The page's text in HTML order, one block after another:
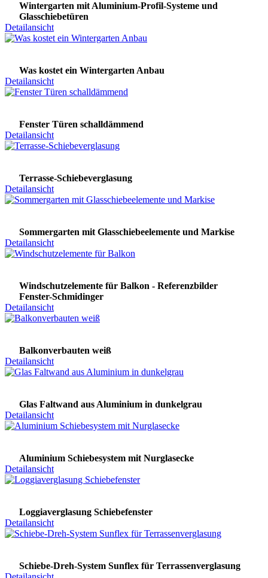
Wintergarten mit Aluminium-Profil-Systeme und
Glasschiebetüren
Detailansicht
Was kostet ein Wintergarten Anbau
Detailansicht
Fenster Türen schalldämmend
Detailansicht
Terrasse-Schiebeverglasung
Detailansicht
Sommergarten mit Glasschiebeelemente und Markise
Detailansicht
Windschutzelemente für Balkon - Referenzbilder
Fenster-Schmidinger
Detailansicht
Balkonverbauten weiß
Detailansicht
Glas Faltwand aus Aluminium in dunkelgrau
Detailansicht
Aluminium Schiebesystem mit Nurglasecke
Detailansicht
Loggiaverglasung Schiebefenster
Detailansicht
Schiebe-Dreh-System Sunflex für Terrassenverglasung